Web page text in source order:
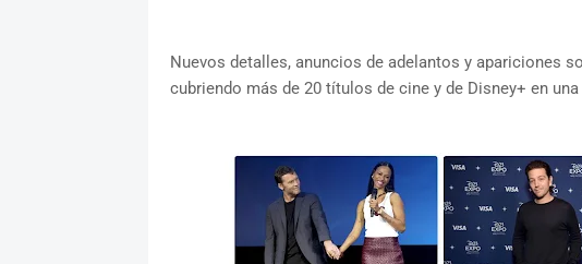
Nuevos detalles, anuncios de adelantos y apariciones
cubriendo más de 20 títulos de cine y de Disney+ en